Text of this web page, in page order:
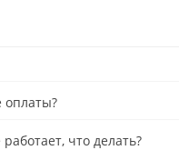
оплаты?
что делать?